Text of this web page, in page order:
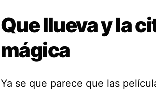
Que llueva y la
mágica
Ya se que parece que las